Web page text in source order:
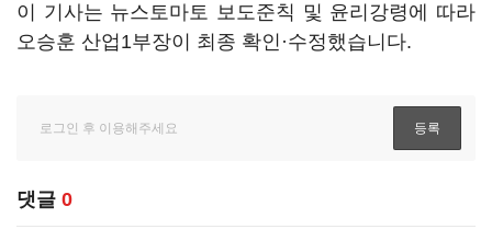
이 기사는 뉴스토마토 보도준칙 및 윤리강령에 따라
오승훈 산업1부장이 최종 확인·수정했습니다.
댓글 0